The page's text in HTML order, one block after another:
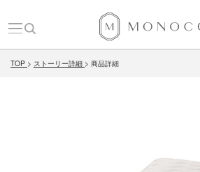
TOP ストーリー詳細 商品詳細